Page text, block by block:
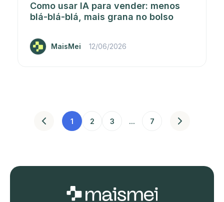
Como usar IA para vender: menos
blá-blá-blá, mais grana no bolso
MaisMei 12/06/2026
1 2 3 ... 7